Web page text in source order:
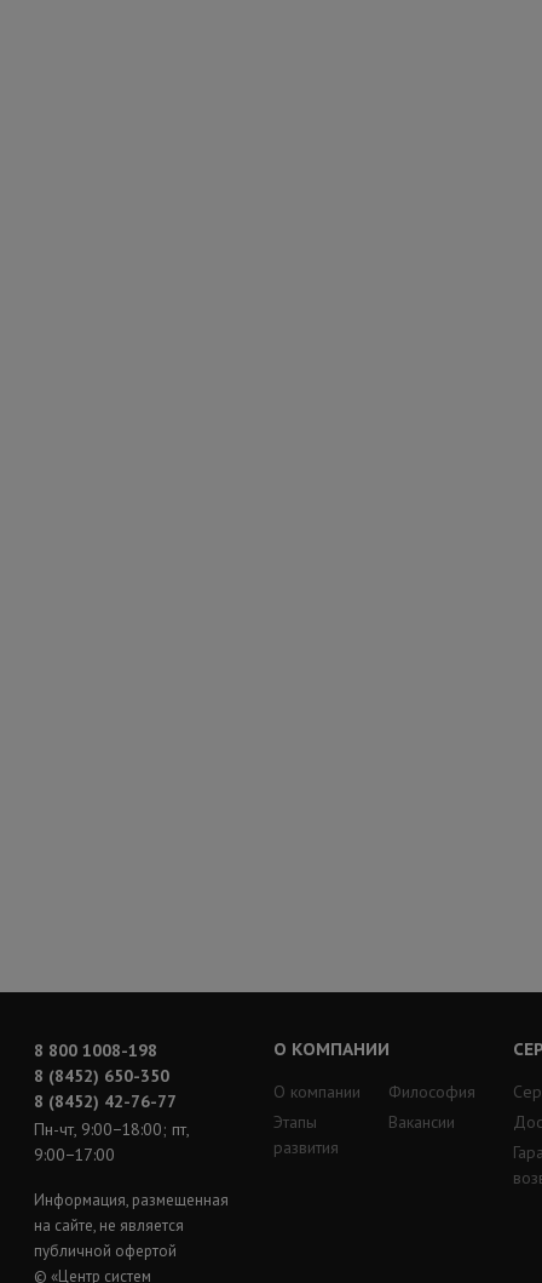
8 800 1008-198
8 (8452) 650-350
8 (8452) 42-76-77
Пн-чт, 9:00−18:00; пт,
9:00−17:00
Информация, размещенная
на сайте, не является
публичной офертой
© «Центр систем
О КОМПАНИИ
О компании
Этапы
развития
Философия
Вакансии